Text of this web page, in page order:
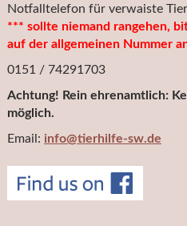
Notfalltelefon für verwaiste
*** sollte niemand rangehen,
auf der allgemeinen Nummer
0151 / 74291703
Achtung! Rein ehrenamtlich:
möglich.
Email: info@tierhilfe-sw.de